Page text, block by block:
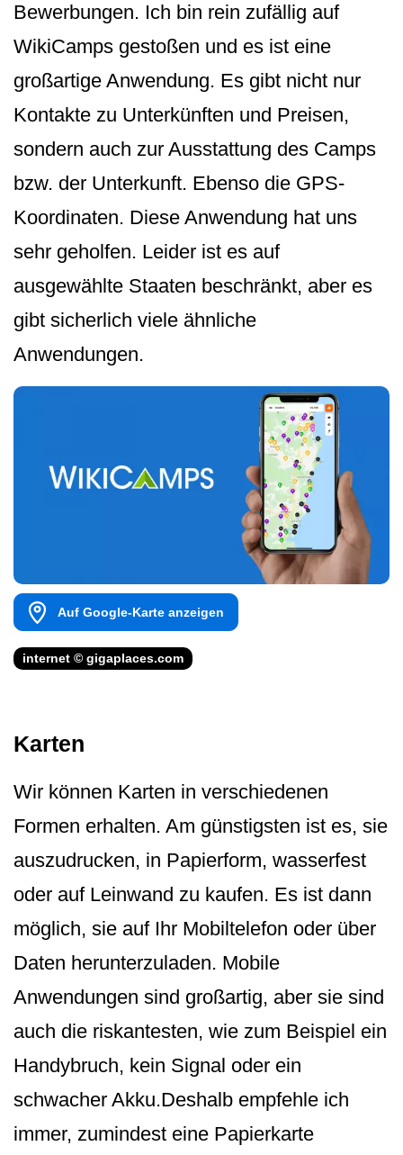
Bewerbungen. Ich bin rein zufällig auf
WikiCamps gestoßen und es ist eine
großartige Anwendung. Es gibt nicht nur
Kontakte zu Unterkünften und Preisen,
sondern auch zur Ausstattung des Camps
bzw. der Unterkunft. Ebenso die GPS-
Koordinaten. Diese Anwendung hat uns
sehr geholfen. Leider ist es auf
ausgewählte Staaten beschränkt, aber es
gibt sicherlich viele ähnliche
Anwendungen.
Auf Google-Karte anzeigen
internet © gigaplaces.com
Karten
Wir können Karten in verschiedenen
Formen erhalten. Am günstigsten ist es, sie
auszudrucken, in Papierform, wasserfest
oder auf Leinwand zu kaufen. Es ist dann
möglich, sie auf Ihr Mobiltelefon oder über
Daten herunterzuladen. Mobile
Anwendungen sind großartig, aber sie sind
auch die riskantesten, wie zum Beispiel ein
Handybruch, kein Signal oder ein
schwacher Akku.Deshalb empfehle ich
immer, zumindest eine Papierkarte